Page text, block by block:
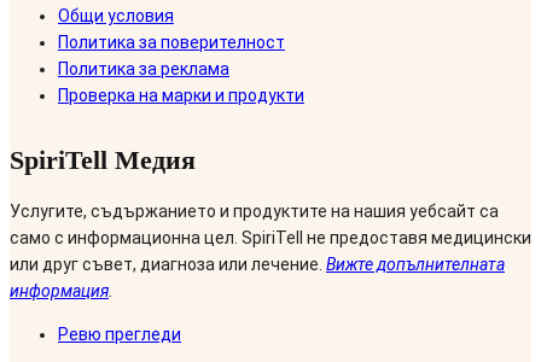
Общи условия
Политика за поверителност
Политика за реклама
Проверка на марки и продукти
SpiriTell Медия
Услугите, съдържанието и продуктите на нашия уебсайт са
само с информационна цел. SpiriTell не предоставя медицински
или друг съвет, диагноза или лечение. Вижте допълнителната
информация.
Ревю прегледи